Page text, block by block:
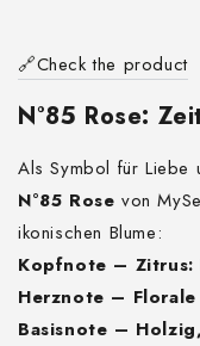
🔗Check the product
N°85 Rose:
Als Symbol für Liebe
N°85 Rose von
ikonischen Blume:
Kopfnote – Zitrus:
Herznote –
Basisnote –